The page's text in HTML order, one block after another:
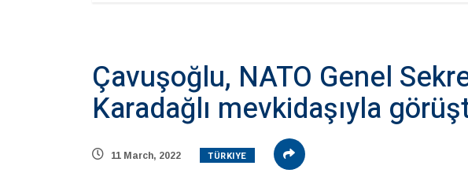
Çavuşoğlu, NATO Genel
Karadağlı mevkidaşıyla
11 March, 2022 TÜRKIYE